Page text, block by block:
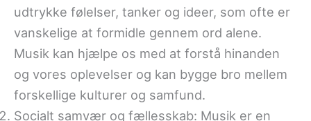
udtrykke følelser, tanker og ideer, som ofte er
vanskelige at formidle gennem ord alene.
Musik kan hjælpe os med at forstå hinanden
og vores oplevelser og kan bygge bro mellem
forskellige kulturer og samfund.
Socialt samvær og fællesskab: Musik er en